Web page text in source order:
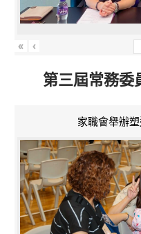
« ‹
第三屆常務
家職會舉辦